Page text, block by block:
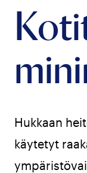
Hukkaan
käytetyt